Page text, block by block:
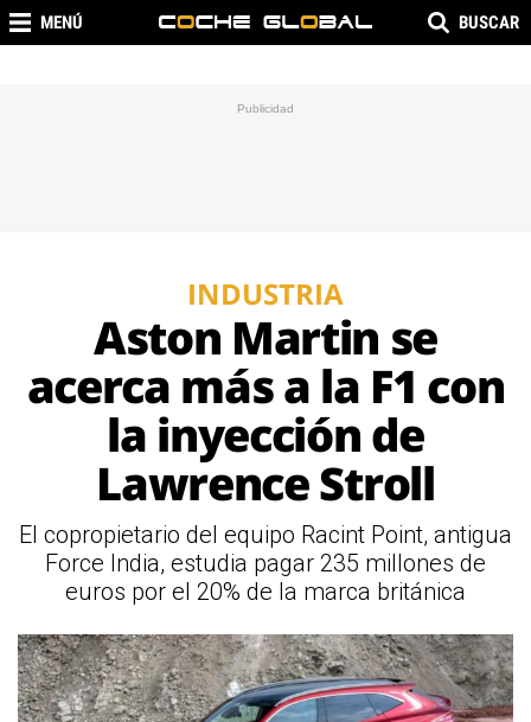
MENÚ BUSCAR
INDUSTRIA
Aston Martin se
acerca más a la F1 con
la inyección de
Lawrence Stroll
El copropietario del equipo Racint Point, antigua
Force India, estudia pagar 235 millones de
euros por el 20% de la marca británica